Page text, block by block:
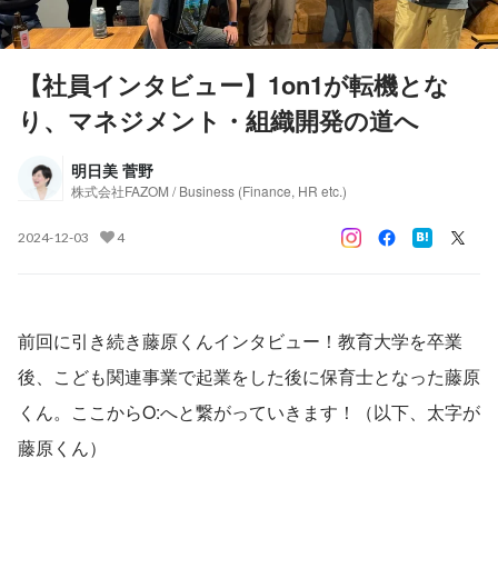
【社員インタビュー】1on1が転機とな
り、マネジメント・組織開発の道へ
明日美 菅野
株式会社FAZOM / Business (Finance, HR etc.)
2024-12-03 4
前回に引き続き藤原くんインタビュー！教育大学を卒業
後、こども関連事業で起業をした後に保育士となった藤原
くん。ここからO:へと繋がっていきます！（以下、太字が
藤原くん）